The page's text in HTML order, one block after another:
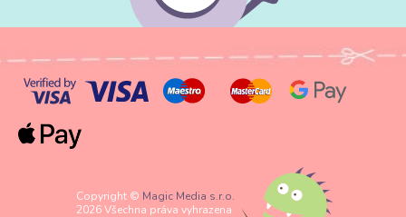
Copyright © Magic Media s.r.o.
2026 Všechna práva vyhrazena